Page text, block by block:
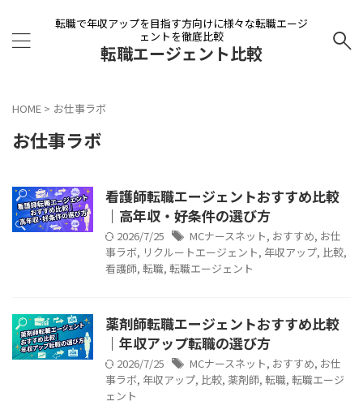
転職で年収アップを目指す方向けに様々な転職エージ
ェントを徹底比較
転職エージェント比較
HOME > お仕事ラボ
お仕事ラボ
看護師転職エージェントおすすめ比較
｜高年収・好条件の選び方
2026/7/25 MCナースネット, おすすめ, お仕
事ラボ, リクルートエージェント, 年収アップ, 比較,
看護師, 転職, 転職エージェント
薬剤師転職エージェントおすすめ比較
｜年収アップ転職の選び方
2026/7/25 MCナースネット, おすすめ, お仕
事ラボ, 年収アップ, 比較, 薬剤師, 転職, 転職エージ
ェント